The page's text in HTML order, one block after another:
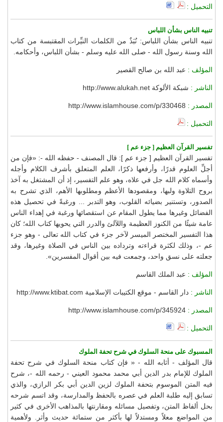
التحميل :
تنبيه الناس بشأن اللباس
تنبيه الناس بشأن اللباس: نُبَذٌ من الكلمات النيِّرات المقتبسة من كتاب
الله وسنة رسول الله - صلى الله عليه وسلم - بشأن اللباس، وأحكامه.
المؤلف : عبد الله بن صالح القصير
الناشر : شبكة الألوكة http://www.alukah.net
المصدر : http://www.islamhouse.com/p/330468
التحميل :
تفسير القرآن العظيم [ جزء عم ]
تفسير القرآن العظيم [ جزء عم ]: قال المصنف - حفظه الله -: «فإن من
أجلِّ العلوم قدرًا، وأرفعها ذكرًا، العلم المتعلق بأشرف الكلام وأجله
وأسماه كلام الله جل في علاه، وهو علم التفسير، إذ أن المشتغل به آخذ
بروح التلاوة ولبها، ومقصودها الأعظم ومطلوبها الأهم، الذي تشرح به
الصدور، وتستنير بضيائه القلوب، وهو التدبر ... ورغبةً في تحصيل هذه
الفضائل وغيرها مما يطول المقام عن استقصائها ورغبة في إهداء الناس
عامة شيئًا من الكنوز العظيمة واللآلئ والدرر التي يحويها كتاب الله؛ كان
هذا التفسير المختصر الميسر لآخر جزء في كتاب الله تعالى - وهو جزء
عم -، وذلك لكثرة قراءته وترداده بين الناس في الصلاة وغيرها، وقد
جعلته على نسق واحد، وجمعت فيه بين أقوال المفسرين».
المؤلف : عبد الملك القاسم
الناشر : دار القاسم - موقع الكتيبات الإسلامية http://www.ktibat.com
المصدر : http://www.islamhouse.com/p/345924
التحميل :
المسبوك على منحة السلوك في شرح تحفة الملوك
قال المؤلف - أثابه الله - « فإن كتاب منحة السلوك في شرح تحفة
الملوك للإمام بدر الدين أبي محمد محمود العيني - رحمه الله -، شرح
فيه المتن الموسوم بتحفة الملوك لزين الدين أبي بكر الرازي، والذي
تسابق إليه طلبة العلم في عصره بالحفظ والمدارسة، وقد اتسم شرحه
بحل ألفاظ المتن، وتفصيل مسائله ومقارنتها بالمذاهب الأخرى في كثير
من المواضع معلاً ومستدلاً لها بأكثر من ستمائة حديث وأثر. ولأهمية